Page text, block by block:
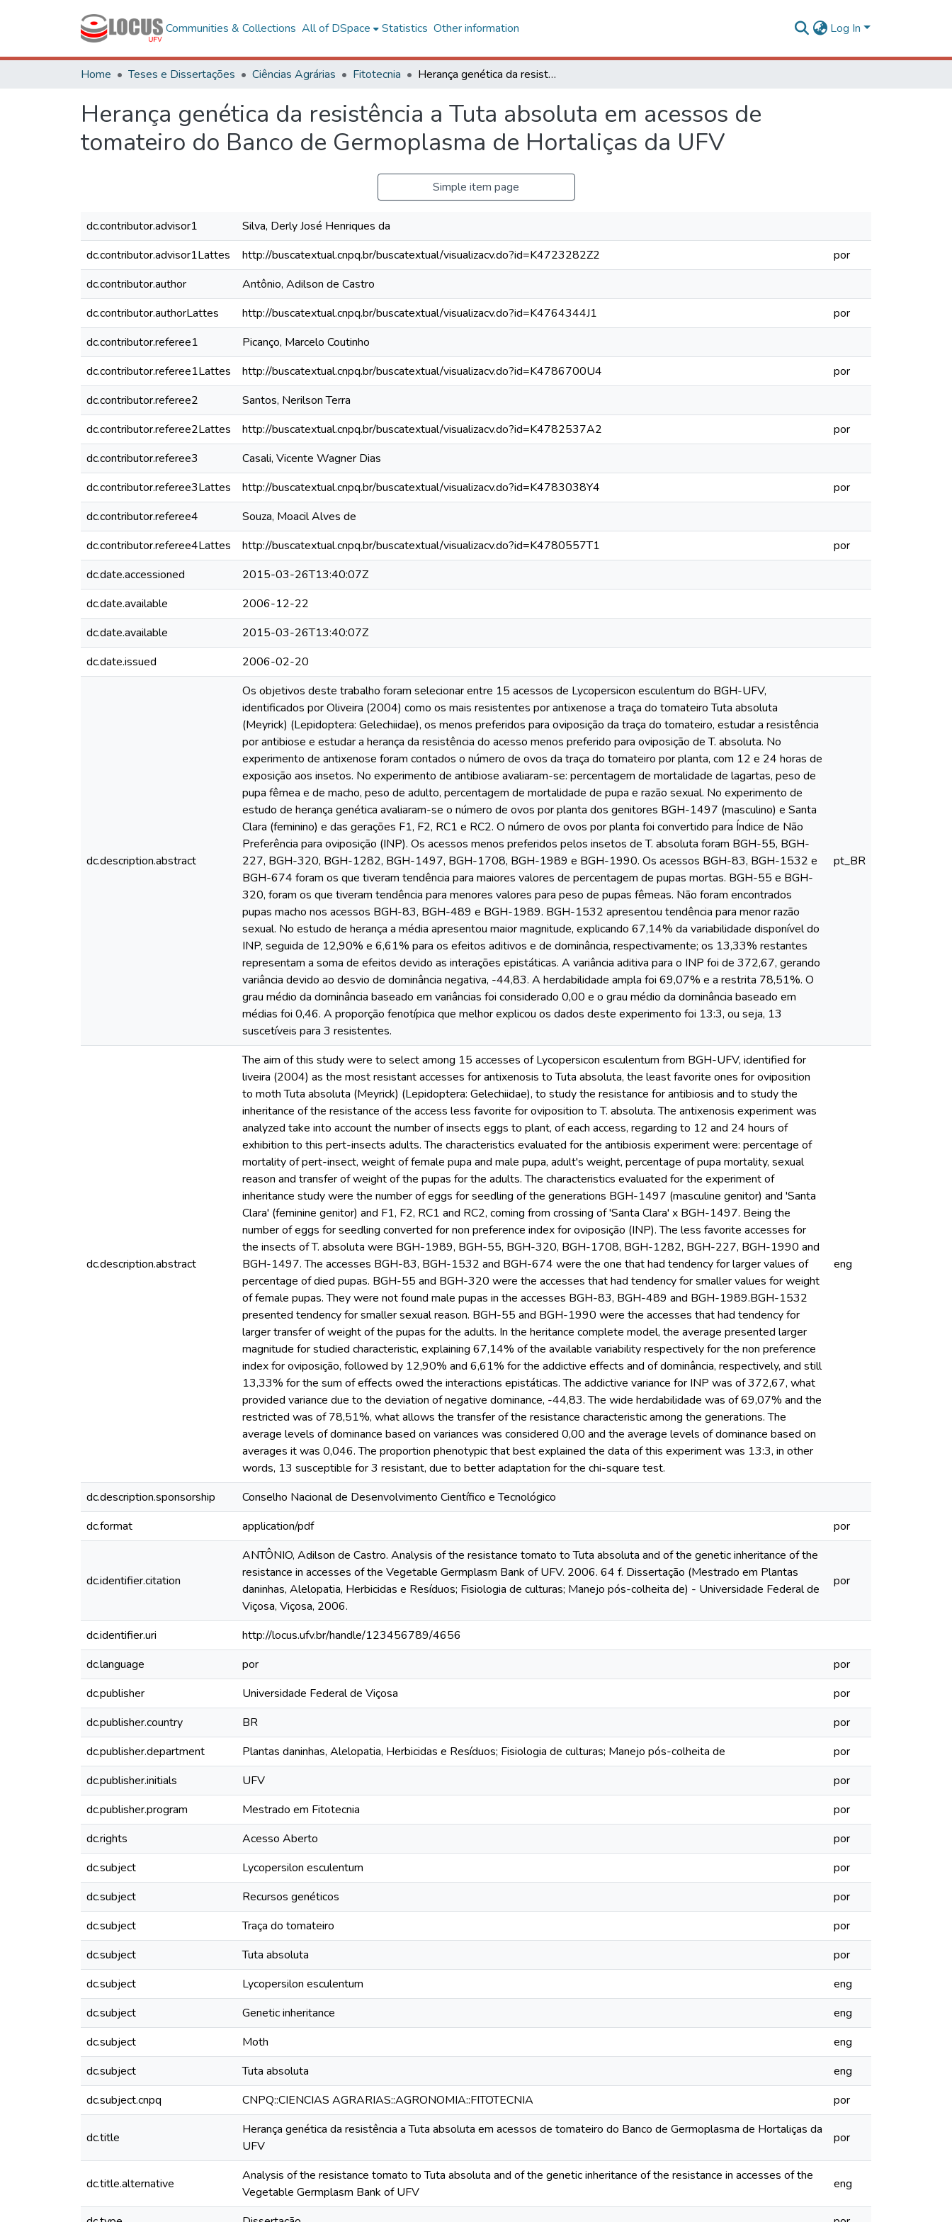
Communities & Collections All of DSpace Statistics Other information Log In
Home Teses e Dissertações Ciências Agrárias Fitotecnia Herança genética da resistência a Tuta absoluta em acessos de tomateiro do Banco de Germoplasma de Hortaliças da UFV
Herança genética da resistência a Tuta absoluta em acessos de
tomateiro do Banco de Germoplasma de Hortaliças da UFV
Simple item page
dc.contributor.advisor1
Silva, Derly José Henriques da
dc.contributor.advisor1Lattes
http://buscatextual.cnpq.br/buscatextual/visualizacv.do?id=K4723282Z2
por
dc.contributor.author
Antônio, Adilson de Castro
dc.contributor.authorLattes
http://buscatextual.cnpq.br/buscatextual/visualizacv.do?id=K4764344J1
por
dc.contributor.referee1
Picanço, Marcelo Coutinho
dc.contributor.referee1Lattes
http://buscatextual.cnpq.br/buscatextual/visualizacv.do?id=K4786700U4
por
dc.contributor.referee2
Santos, Nerilson Terra
dc.contributor.referee2Lattes
http://buscatextual.cnpq.br/buscatextual/visualizacv.do?id=K4782537A2
por
dc.contributor.referee3
Casali, Vicente Wagner Dias
dc.contributor.referee3Lattes
http://buscatextual.cnpq.br/buscatextual/visualizacv.do?id=K4783038Y4
por
dc.contributor.referee4
Souza, Moacil Alves de
dc.contributor.referee4Lattes
http://buscatextual.cnpq.br/buscatextual/visualizacv.do?id=K4780557T1
por
dc.date.accessioned
2015-03-26T13:40:07Z
dc.date.available
2006-12-22
dc.date.available
2015-03-26T13:40:07Z
dc.date.issued
2006-02-20
dc.description.abstract
Os objetivos deste trabalho foram selecionar entre 15 acessos de Lycopersicon esculentum do BGH-UFV,
identificados por Oliveira (2004) como os mais resistentes por antixenose a traça do tomateiro Tuta absoluta
(Meyrick) (Lepidoptera: Gelechiidae), os menos preferidos para oviposição da traça do tomateiro, estudar a resistência
por antibiose e estudar a herança da resistência do acesso menos preferido para oviposição de T. absoluta. No
experimento de antixenose foram contados o número de ovos da traça do tomateiro por planta, com 12 e 24 horas de
exposição aos insetos. No experimento de antibiose avaliaram-se: percentagem de mortalidade de lagartas, peso de
pupa fêmea e de macho, peso de adulto, percentagem de mortalidade de pupa e razão sexual. No experimento de
estudo de herança genética avaliaram-se o número de ovos por planta dos genitores BGH-1497 (masculino) e Santa
Clara (feminino) e das gerações F1, F2, RC1 e RC2. O número de ovos por planta foi convertido para Índice de Não
Preferência para oviposição (INP). Os acessos menos preferidos pelos insetos de T. absoluta foram BGH-55, BGH-
227, BGH-320, BGH-1282, BGH-1497, BGH-1708, BGH-1989 e BGH-1990. Os acessos BGH-83, BGH-1532 e
BGH-674 foram os que tiveram tendência para maiores valores de percentagem de pupas mortas. BGH-55 e BGH-
320, foram os que tiveram tendência para menores valores para peso de pupas fêmeas. Não foram encontrados
pupas macho nos acessos BGH-83, BGH-489 e BGH-1989. BGH-1532 apresentou tendência para menor razão
sexual. No estudo de herança a média apresentou maior magnitude, explicando 67,14% da variabilidade disponível do
INP, seguida de 12,90% e 6,61% para os efeitos aditivos e de dominância, respectivamente; os 13,33% restantes
representam a soma de efeitos devido as interações epistáticas. A variância aditiva para o INP foi de 372,67, gerando
variância devido ao desvio de dominância negativa, -44,83. A herdabilidade ampla foi 69,07% e a restrita 78,51%. O
grau médio da dominância baseado em variâncias foi considerado 0,00 e o grau médio da dominância baseado em
médias foi 0,46. A proporção fenotípica que melhor explicou os dados deste experimento foi 13:3, ou seja, 13
suscetíveis para 3 resistentes.
pt_BR
dc.description.abstract
The aim of this study were to select among 15 accesses of Lycopersicon esculentum from BGH-UFV, identified for
liveira (2004) as the most resistant accesses for antixenosis to Tuta absoluta, the least favorite ones for oviposition
to moth Tuta absoluta (Meyrick) (Lepidoptera: Gelechiidae), to study the resistance for antibiosis and to study the
inheritance of the resistance of the access less favorite for oviposition to T. absoluta. The antixenosis experiment was
analyzed take into account the number of insects eggs to plant, of each access, regarding to 12 and 24 hours of
exhibition to this pert-insects adults. The characteristics evaluated for the antibiosis experiment were: percentage of
mortality of pert-insect, weight of female pupa and male pupa, adult's weight, percentage of pupa mortality, sexual
reason and transfer of weight of the pupas for the adults. The characteristics evaluated for the experiment of
inheritance study were the number of eggs for seedling of the generations BGH-1497 (masculine genitor) and 'Santa
Clara' (feminine genitor) and F1, F2, RC1 and RC2, coming from crossing of 'Santa Clara' x BGH-1497. Being the
number of eggs for seedling converted for non preference index for oviposição (INP). The less favorite accesses for
the insects of T. absoluta were BGH-1989, BGH-55, BGH-320, BGH-1708, BGH-1282, BGH-227, BGH-1990 and
BGH-1497. The accesses BGH-83, BGH-1532 and BGH-674 were the one that had tendency for larger values of
percentage of died pupas. BGH-55 and BGH-320 were the accesses that had tendency for smaller values for weight
of female pupas. They were not found male pupas in the accesses BGH-83, BGH-489 and BGH-1989.BGH-1532
presented tendency for smaller sexual reason. BGH-55 and BGH-1990 were the accesses that had tendency for
larger transfer of weight of the pupas for the adults. In the heritance complete model, the average presented larger
magnitude for studied characteristic, explaining 67,14% of the available variability respectively for the non preference
index for oviposição, followed by 12,90% and 6,61% for the addictive effects and of dominância, respectively, and still
13,33% for the sum of effects owed the interactions epistáticas. The addictive variance for INP was of 372,67, what
provided variance due to the deviation of negative dominance, -44,83. The wide herdabilidade was of 69,07% and the
restricted was of 78,51%, what allows the transfer of the resistance characteristic among the generations. The
average levels of dominance based on variances was considered 0,00 and the average levels of dominance based on
averages it was 0,046. The proportion phenotypic that best explained the data of this experiment was 13:3, in other
words, 13 susceptible for 3 resistant, due to better adaptation for the chi-square test.
eng
dc.description.sponsorship
Conselho Nacional de Desenvolvimento Científico e Tecnológico
dc.format
application/pdf por
dc.identifier.citation
ANTÔNIO, Adilson de Castro. Analysis of the resistance tomato to Tuta absoluta and of the genetic inheritance of the
resistance in accesses of the Vegetable Germplasm Bank of UFV. 2006. 64 f. Dissertação (Mestrado em Plantas
daninhas, Alelopatia, Herbicidas e Resíduos; Fisiologia de culturas; Manejo pós-colheita de) - Universidade Federal de
Viçosa, Viçosa, 2006.
por
dc.identifier.uri
http://locus.ufv.br/handle/123456789/4656
dc.language
por
por
dc.publisher
Universidade Federal de Viçosa
por
dc.publisher.country
BR
por
dc.publisher.department
Plantas daninhas, Alelopatia, Herbicidas e Resíduos; Fisiologia de culturas; Manejo pós-colheita de
por
dc.publisher.initials
UFV
por
dc.publisher.program
Mestrado em Fitotecnia
por
dc.rights
Acesso Aberto
por
dc.subject
Lycopersilon esculentum
por
dc.subject
Recursos genéticos
por
dc.subject
Traça do tomateiro
por
dc.subject
Tuta absoluta
por
dc.subject
Lycopersilon esculentum
eng
dc.subject
Genetic inheritance
eng
dc.subject
Moth
eng
dc.subject
Tuta absoluta
eng
dc.subject.cnpq
CNPQ::CIENCIAS AGRARIAS::AGRONOMIA::FITOTECNIA por
dc.title
Herança genética da resistência a Tuta absoluta em acessos de tomateiro do Banco de Germoplasma de Hortaliças da
UFV
por
dc.title.alternative
Analysis of the resistance tomato to Tuta absoluta and of the genetic inheritance of the resistance in accesses of the
Vegetable Germplasm Bank of UFV
eng